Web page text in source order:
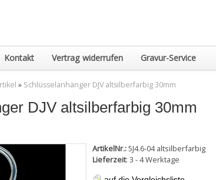
Kontakt Vertrag widerrufen Gravur-Service
» Schlüsselanhänger DJV altsilberfarbig 30mm
DJV altsilberfarbig 30mm
ArtikelNr.:5J4.6-04 altsilberfarbig
Lieferzeit: 3 - 4 Werktage